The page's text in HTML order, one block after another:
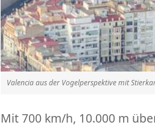
Valencia aus der Vogelperspektive mit
Mit 700 km/h, 10.000 m